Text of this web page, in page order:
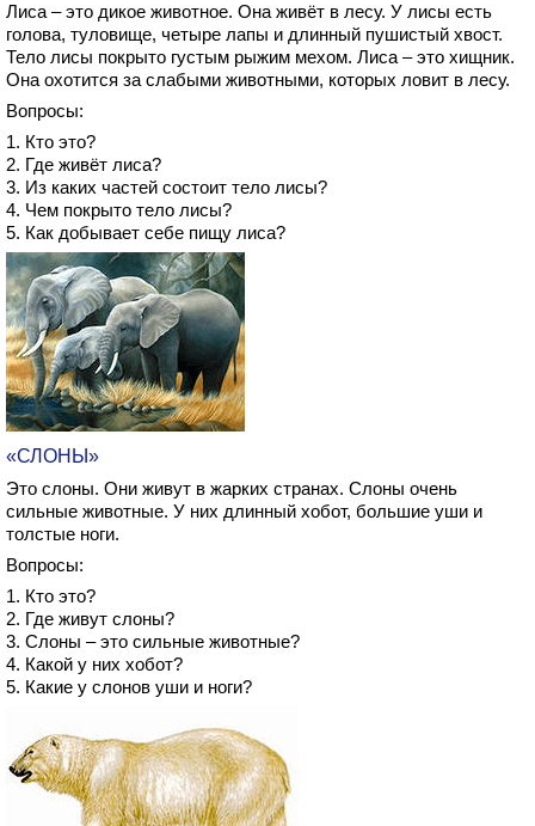
Лиса – это дикое животное. Она живёт в лесу. У лисы есть
голова, туловище, четыре лапы и длинный пушистый хвост.
Тело лисы покрыто густым рыжим мехом. Лиса – это хищник.
Она охотится за слабыми животными, которых ловит в лесу.
Вопросы:
1. Кто это?
2. Где живёт лиса?
3. Из каких частей состоит тело лисы?
4. Чем покрыто тело лисы?
5. Как добывает себе пищу лиса?
«СЛОНЫ»
Это слоны. Они живут в жарких странах. Слоны очень
сильные животные. У них длинный хобот, большие уши и
толстые ноги.
Вопросы:
1. Кто это?
2. Где живут слоны?
3. Слоны – это сильные животные?
4. Какой у них хобот?
5. Какие у слонов уши и ноги?